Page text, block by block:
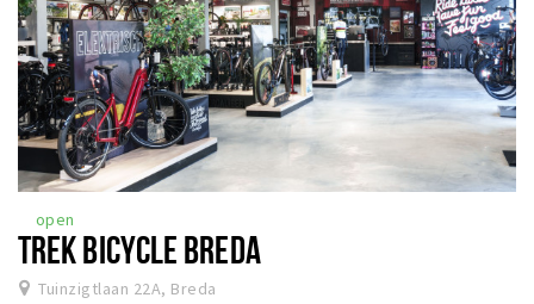
open
TREK BICYCLE BREDA
Tuinzigtlaan 22A, Breda